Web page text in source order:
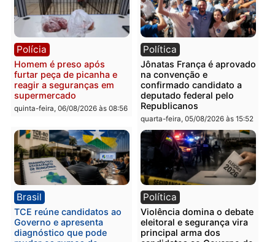
Polícia
Homem é esfaqueado no
tórax durante briga com
vizinho no bairro Ulysses
Guimarães
quinta-feira, 06/08/2026 às 09:24
Polícia
Três suspeitos ligados a
facção criminosa são
presos por receptação e
adulteração de veículos
em Porto Velho
quinta-feira, 06/08/2026 às
Polícia
Homem é preso com
drogas durante ação da
Polícia
Polícia Civil prende dois
homens por tortura,